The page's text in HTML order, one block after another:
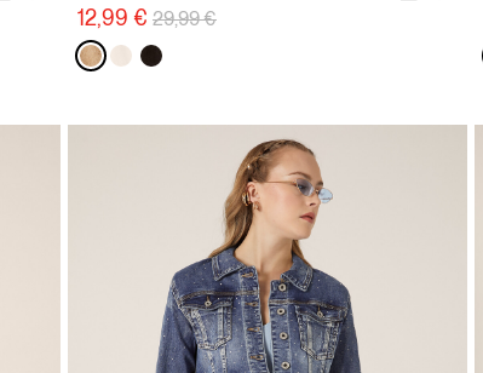
12,99 € Preisreduzierung von
29,99 €